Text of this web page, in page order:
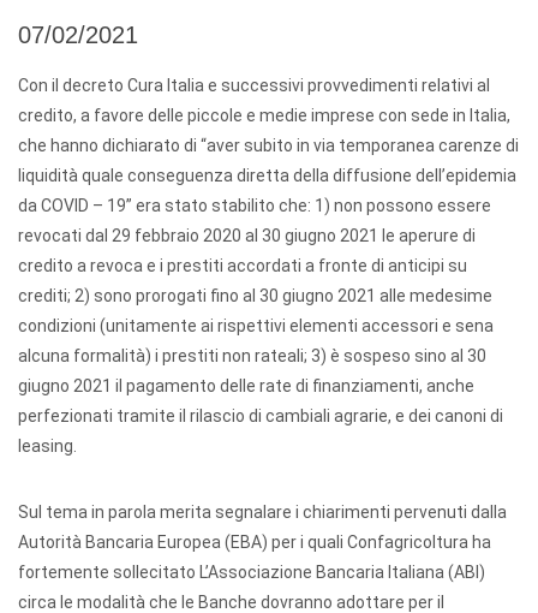
07/02/2021
Con il decreto Cura Italia e successivi provvedimenti relativi al
credito, a favore delle piccole e medie imprese con sede in Italia,
che hanno dichiarato di “aver subito in via temporanea carenze di
liquidità quale conseguenza diretta della diffusione dell’epidemia
da COVID – 19” era stato stabilito che: 1) non possono essere
revocati dal 29 febbraio 2020 al 30 giugno 2021 le aperure di
credito a revoca e i prestiti accordati a fronte di anticipi su
crediti; 2) sono prorogati fino al 30 giugno 2021 alle medesime
condizioni (unitamente ai rispettivi elementi accessori e sena
alcuna formalità) i prestiti non rateali; 3) è sospeso sino al 30
giugno 2021 il pagamento delle rate di finanziamenti, anche
perfezionati tramite il rilascio di cambiali agrarie, e dei canoni di
leasing.
Sul tema in parola merita segnalare i chiarimenti pervenuti dalla
Autorità Bancaria Europea (EBA) per i quali Confagricoltura ha
fortemente sollecitato L’Associazione Bancaria Italiana (ABI)
circa le modalità che le Banche dovranno adottare per il